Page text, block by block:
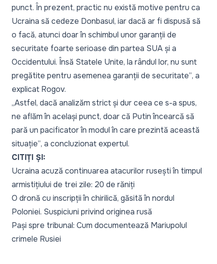
punct. În prezent, practic nu există motive pentru ca
Ucraina să cedeze Donbasul, iar dacă ar fi dispusă să
o facă, atunci doar în schimbul unor garanții de
securitate foarte serioase din partea SUA și a
Occidentului. Însă Statele Unite, la rândul lor, nu sunt
pregătite pentru asemenea garanții de securitate”, a
explicat Rogov.
„Astfel, dacă analizăm strict și dur ceea ce s-a spus,
ne aflăm în același punct, doar că Putin încearcă să
pară un pacificator în modul în care prezintă această
situație”, a concluzionat expertul.
CITIȚI ȘI:
Ucraina acuză continuarea atacurilor rusești în timpul
armistițiului de trei zile: 20 de răniți
O dronă cu inscripții în chirilică, găsită în nordul
Poloniei. Suspiciuni privind originea rusă
Pași spre tribunal: Cum documentează Mariupolul
crimele Rusiei